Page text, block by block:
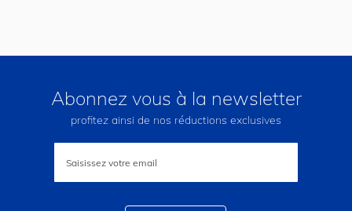
Abonnez vous à la newsletter
profitez ainsi de nos réductions exclusives
lettre